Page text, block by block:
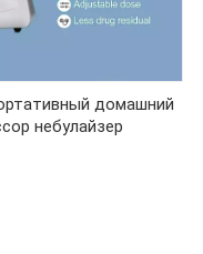
домашний
небулайзер